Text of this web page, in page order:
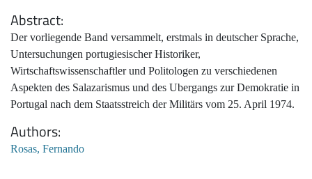
Abstract
Der vorliegende Band versammelt, erstmals in deutscher Sprache,
Untersuchungen portugiesischer Historiker,
Wirtschaftswissenschaftler und Politologen zu verschiedenen
Aspekten des Salazarismus und des Ubergangs zur Demokratie in
Portugal nach dem Staatsstreich der Militärs vom 25. April 1974.
Authors
Rosas, Fernando